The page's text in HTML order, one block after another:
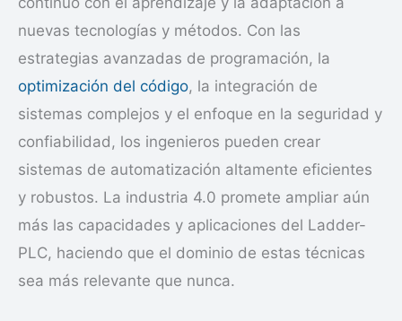
nuevas tecnologías y métodos. Con las
estrategias avanzadas de programación, la
optimización del código, la integración de
sistemas complejos y el enfoque en la seguridad y
confiabilidad, los ingenieros pueden crear
sistemas de automatización altamente eficientes
y robustos. La industria 4.0 promete ampliar aún
más las capacidades y aplicaciones del Ladder-
PLC, haciendo que el dominio de estas técnicas
sea más relevante que nunca.